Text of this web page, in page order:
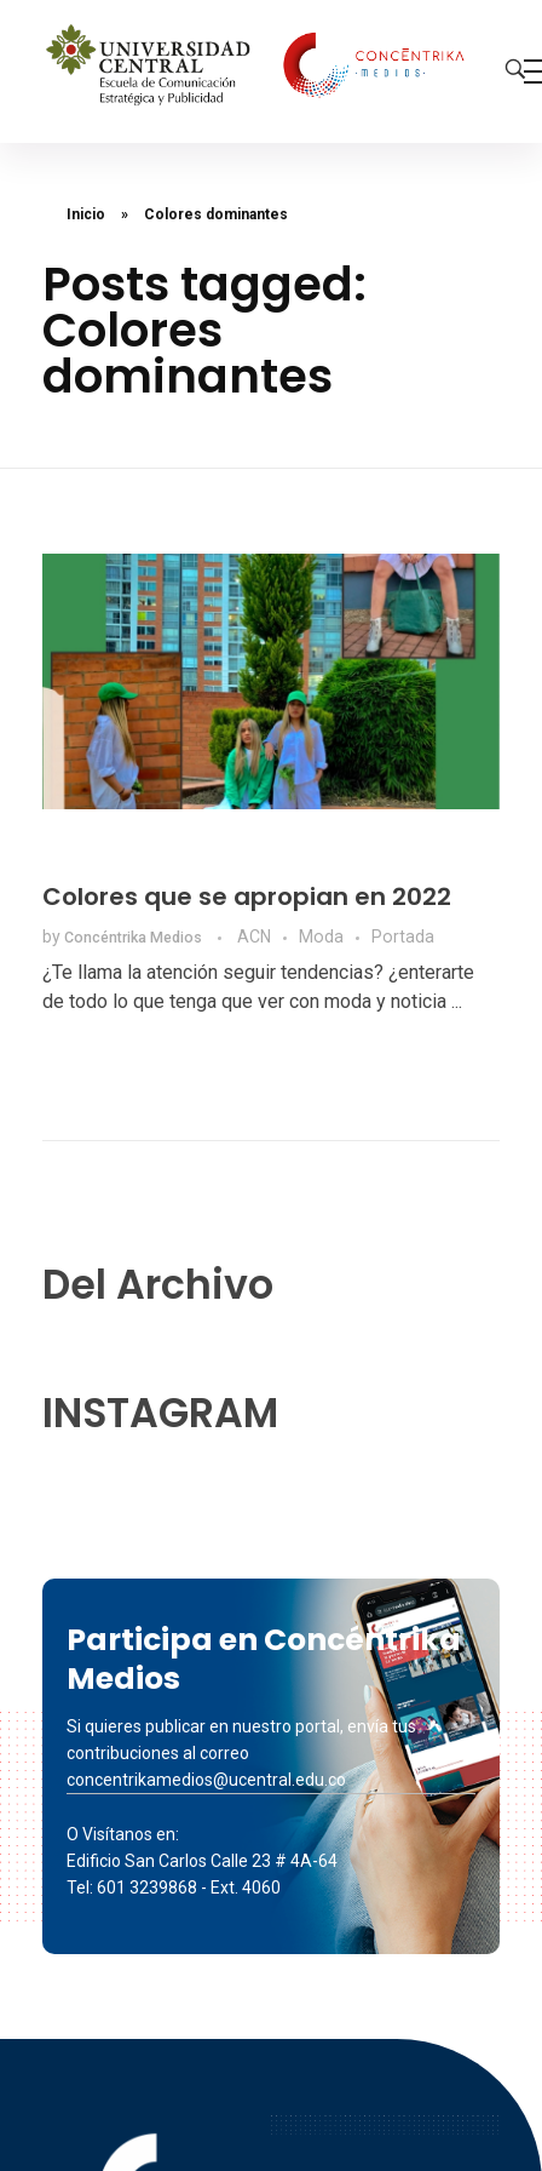
Inicio » Colores dominantes
Posts tagged:
Colores
dominantes
Colores que se apropian en 2022
by Concéntrika Medios ACN Moda Portada
¿Te llama la atención seguir tendencias? ¿enterarte
de todo lo que tenga que ver con moda y noticia ...
Del Archivo
INSTAGRAM
Participa en Concéntrika
Medios
Si quieres publicar en nuestro portal, envía tus
contribuciones al correo
concentrikamedios@ucentral.edu.co
O Visítanos en:
Edificio San Carlos Calle 23 # 4A-64
Tel: 601 3239868 - Ext. 4060